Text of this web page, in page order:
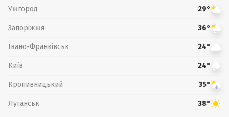
Ужгород 29°
Запоріжжя 36°
Івано-Франківськ 24°
Київ 24°
Кропивницький 35°
Луганськ 38°